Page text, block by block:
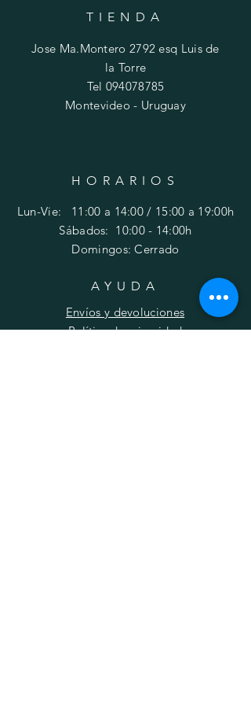
TIENDA
Jose Ma.Montero 2792 esq Luis de
la Torre
Tel 094078785
Montevideo - Uruguay
HORARIOS
Lun-Vie: 11:00 a 14:00 / 15:00 a 19:00h
​​Sábados: 10:00 - 14:00h
Domingos: Cerrado
AYUDA
Envíos y devoluciones
Política de privacidad